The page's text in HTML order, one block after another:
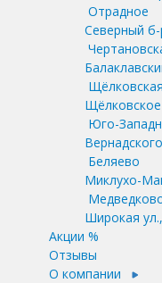
Отрадное
Северный б-
Щёлковская
Щёлковское
Юго-
Беляево
Миклухо-
Широкая
Акции %
Отзывы
О компании